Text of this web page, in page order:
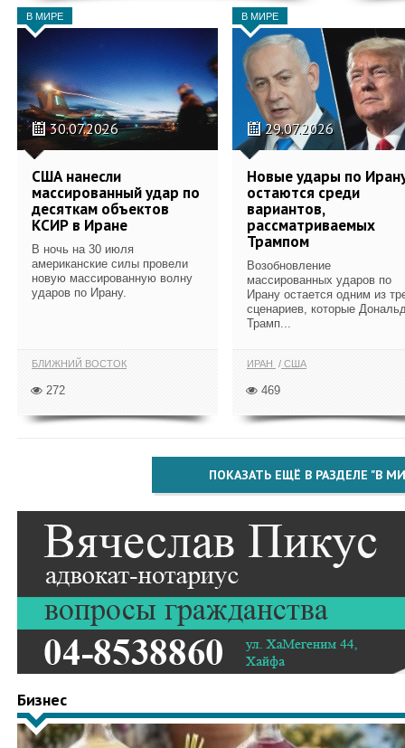
В МИРЕ
30.07.2026
США нанесли
массированный удар по
десяткам объектов
КСИР в Иране
В ночь на 30 июля
американские силы провели
новую массированную волну
ударов по Ирану.
БЛИЖНИЙ ВОСТОК
272
В МИРЕ
29.07.2026
Новые удары по
остаются среди
вариантов,
рассматриваемых
Трампом
Возобновление
массированных ударов по
Ирану остается одним из
сценариев, которые
Трамп...
ИРАН США
469
ПОКАЗАТЬ ЕЩЁ В РАЗДЕЛЕ "В
Бизнес